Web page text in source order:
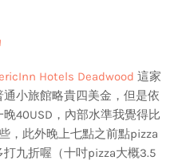
Hotels Deadwood 這家
小旅館略貴四美金，但是依
40USD，內部水準我覺得比
，此外晚上七點之前點pizza
九折喔（十吋pizza大概3.5